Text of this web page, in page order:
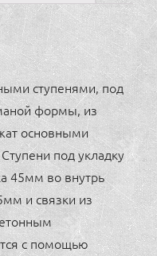
ступенями, под
формы, из
основными
под укладку
45мм во внутрь
и связки из
с помощью